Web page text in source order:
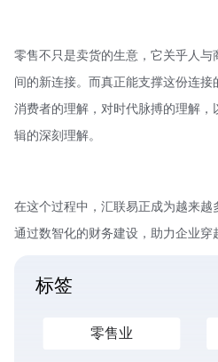
零售不只是卖货的生意，它关乎人与
间的新连接。而真正能支撑这份连
消费者的理解，对时代脉搏的理解
辑的深刻理解。
在这个过程中，汇联易正成为越来越
通过数智化的财务建设，助力企业穿
标签
零售业